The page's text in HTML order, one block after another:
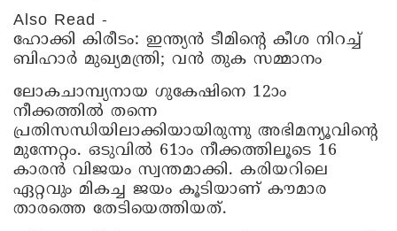
Also Read -
ഹോക്കി കിരീടം: ഇന്ത്യൻ ടീമിന്റെ കീശ നിറച്ച്
ബിഹാർ മുഖ്യമന്ത്രി; വൻ തുക സമ്മാനം
ലോകചാമ്പ്യനായ ഗുകേഷിനെ 12ാം
നീക്കത്തിൽ തന്നെ
പ്രതിസന്ധിയിലാക്കിയായിരുന്നു അഭിമന്യൂവിന്റെ
മുന്നേറ്റം. ഒടുവിൽ 61ാം നീക്കത്തിലൂടെ 16
കാരൻ വിജയം സ്വന്തമാക്കി. കരിയറിലെ
ഏറ്റവും മികച്ച ജയം കൂടിയാണ് കൗമാര
താരത്തെ തേടിയെത്തിയത്.